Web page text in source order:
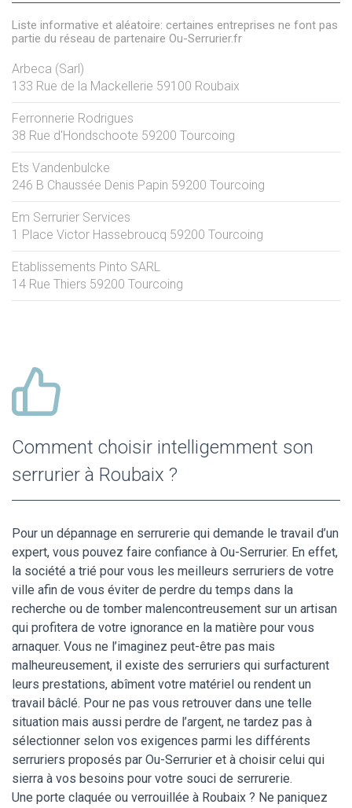
Liste informative et aléatoire: certaines entreprises ne font pas
partie du réseau de partenaire Ou-Serrurier.fr
Arbeca (Sarl)
133 Rue de la Mackellerie 59100 Roubaix
Ferronnerie Rodrigues
38 Rue d'Hondschoote 59200 Tourcoing
Ets Vandenbulcke
246 B Chaussée Denis Papin 59200 Tourcoing
Em Serrurier Services
1 Place Victor Hassebroucq 59200 Tourcoing
Etablissements Pinto SARL
14 Rue Thiers 59200 Tourcoing
Comment choisir intelligemment son
serrurier à Roubaix ?
Pour un dépannage en serrurerie qui demande le travail d’un
expert, vous pouvez faire confiance à Ou-Serrurier. En effet,
la société a trié pour vous les meilleurs serruriers de votre
ville afin de vous éviter de perdre du temps dans la
recherche ou de tomber malencontreusement sur un artisan
qui profitera de votre ignorance en la matière pour vous
arnaquer. Vous ne l’imaginez peut-être pas mais
malheureusement, il existe des serruriers qui surfacturent
leurs prestations, abîment votre matériel ou rendent un
travail bâclé. Pour ne pas vous retrouver dans une telle
situation mais aussi perdre de l’argent, ne tardez pas à
sélectionner selon vos exigences parmi les différents
serruriers proposés par Ou-Serrurier et à choisir celui qui
sierra à vos besoins pour votre souci de serrurerie.
Une porte claquée ou verrouillée à Roubaix ? Ne paniquez